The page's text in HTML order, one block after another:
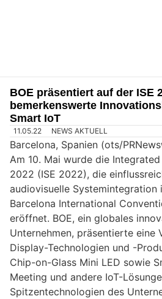
BOE präsentiert auf der ISE
bemerkenswerte
Smart IoT
11.05.22 NEWS AKTUELL
Barcelona, Spanien (ots/
Am 10. Mai wurde die
2022 (ISE 2022), die
audiovisuelle Systemintegration
Barcelona International
eröffnet. BOE, ein globales
Unternehmen, präsentierte eine
Display-Technologien und -
Chip-on-Glass Mini LED sowie
Meeting und andere IoT-
Spitzentechnologien des